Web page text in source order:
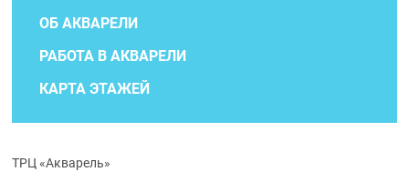
ОБ АКВАРЕЛИ
РАБОТА В АКВАРЕЛИ
КАРТА ЭТАЖЕЙ
ТРЦ «Акварель»